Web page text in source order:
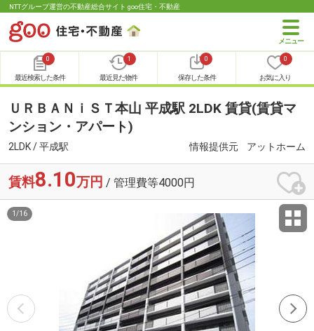
NTTグループ運営の不動産総合サイト goo住宅・不動産
0
最近検索した条件
1
最近見た物件
0
保存した条件
0
お気に入り
ＵＲＢＡＮｉＳＴ本山 平成駅 2LDK 賃貸(賃貸マ
ンション・アパート)
2LDK / 平成駅 情報提供元 アットホーム
賃料8.10万円 / 管理費等4000円
1 /16